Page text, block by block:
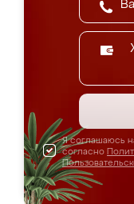
Я соглашаюсь
согласно